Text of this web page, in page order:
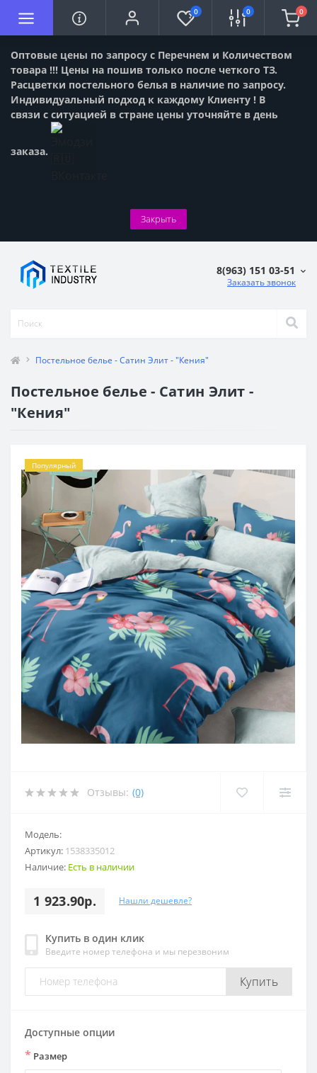
Оптовые цены по запросу с Перечнем и Количеством
товара !!! Цены на пошив только после четкого ТЗ.
Расцветки постельного белья в наличие по запросу.
Индивидуальный подход к каждому Клиенту ! В
связи с ситуацией в стране цены уточняйте в день
заказа.
Закрыть
0 0 0
8(963) 151 03-51
Заказать звонок
Постельное белье - Сатин Элит - "Кения"
Постельное белье - Сатин Элит -
"Кения"
Популярный
Отзывы: (0)
Модель:
Артикул: 1538335012
Наличие: Есть в наличии
1 923.90р. Нашли дешевле?
Купить в один клик
Введите номер телефона и мы перезвоним
Купить
Доступные опции
* Размер